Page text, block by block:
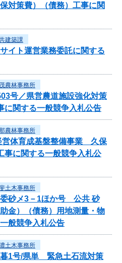
対策費）（債務）工事に関
建築課
イト運営業務委託に関する
農林事務所
号／県営農道施設強化対策
に関する一般競争入札公告
農林事務所
営体育成基盤整備事業 久保
に関する一般競争入札公
土木事務所
委砂メ3－1ほか号 公共 砂
金）（債務）用地測量・物
般競争入札公告
土木事務所
暮1号/県単 緊急土石流対策